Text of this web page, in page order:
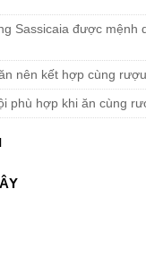
Sassicaia được mệnh
nên kết hợp cùng
phù hợp khi ăn cùng